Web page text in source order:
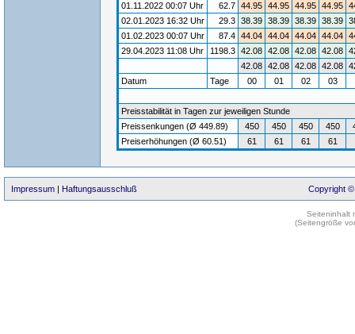
01.11.2022 00:07 Uhr
62.7 44.95 44.95 44.95 44.95
02.01.2023 16:32 Uhr
29.3 38.39 38.39 38.39 38.39
01.02.2023 00:07 Uhr
87.4 44.04 44.04 44.04 44.04
29.04.2023 11:08 Uhr
1198.3 42.08 42.08 42.08 42.08
42.08 42.08 42.08 42.08
Datum
Tage 00 01 02 03
Preisstabilität in Tagen zur jeweiligen Stunde
Preissenkungen (Ø 449.89)
450 450 450 450
Preiserhöhungen (Ø 60.51)
61 61 61 61
Impressum | Haftungsausschluß Copyright ©
Seiteninhalt
(Seitengröße